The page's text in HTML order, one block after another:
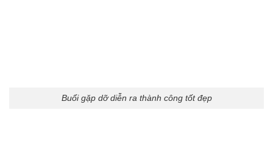
Buổi gặp dỡ diễn ra thành công tốt đẹp